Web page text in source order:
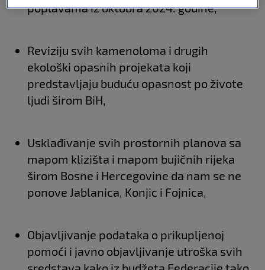
poplavama iz oktobra 2024. godine,
Reviziju svih kamenoloma i drugih
ekološki opasnih projekata koji
predstavljaju buduću opasnost po živote
ljudi širom BiH,
Usklađivanje svih prostornih planova sa
mapom klizišta i mapom bujičnih rijeka
širom Bosne i Hercegovine da nam se ne
ponove Jablanica, Konjic i Fojnica,
Objavljivanje podataka o prikupljenoj
pomoći i javno objavljivanje utroška svih